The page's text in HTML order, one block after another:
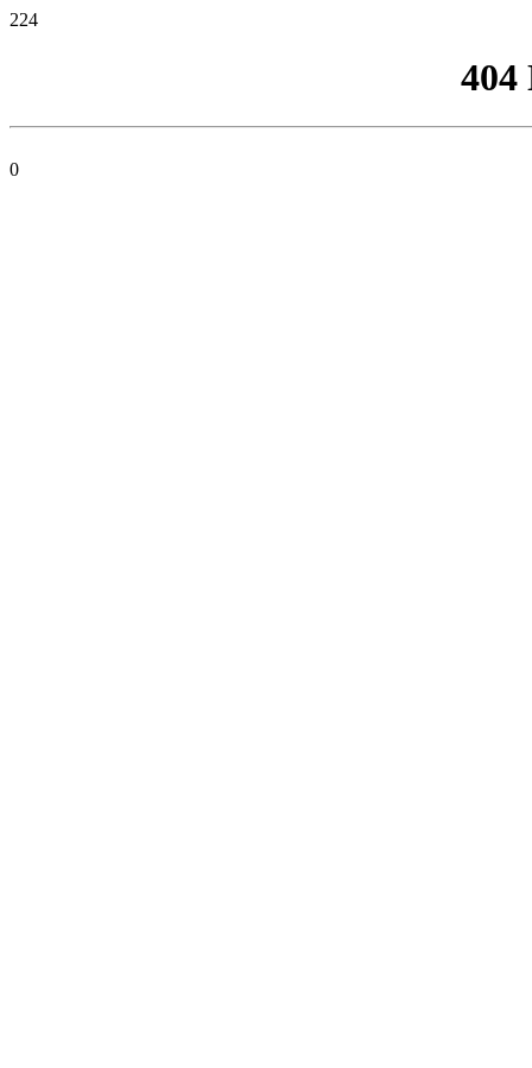
224
404
0